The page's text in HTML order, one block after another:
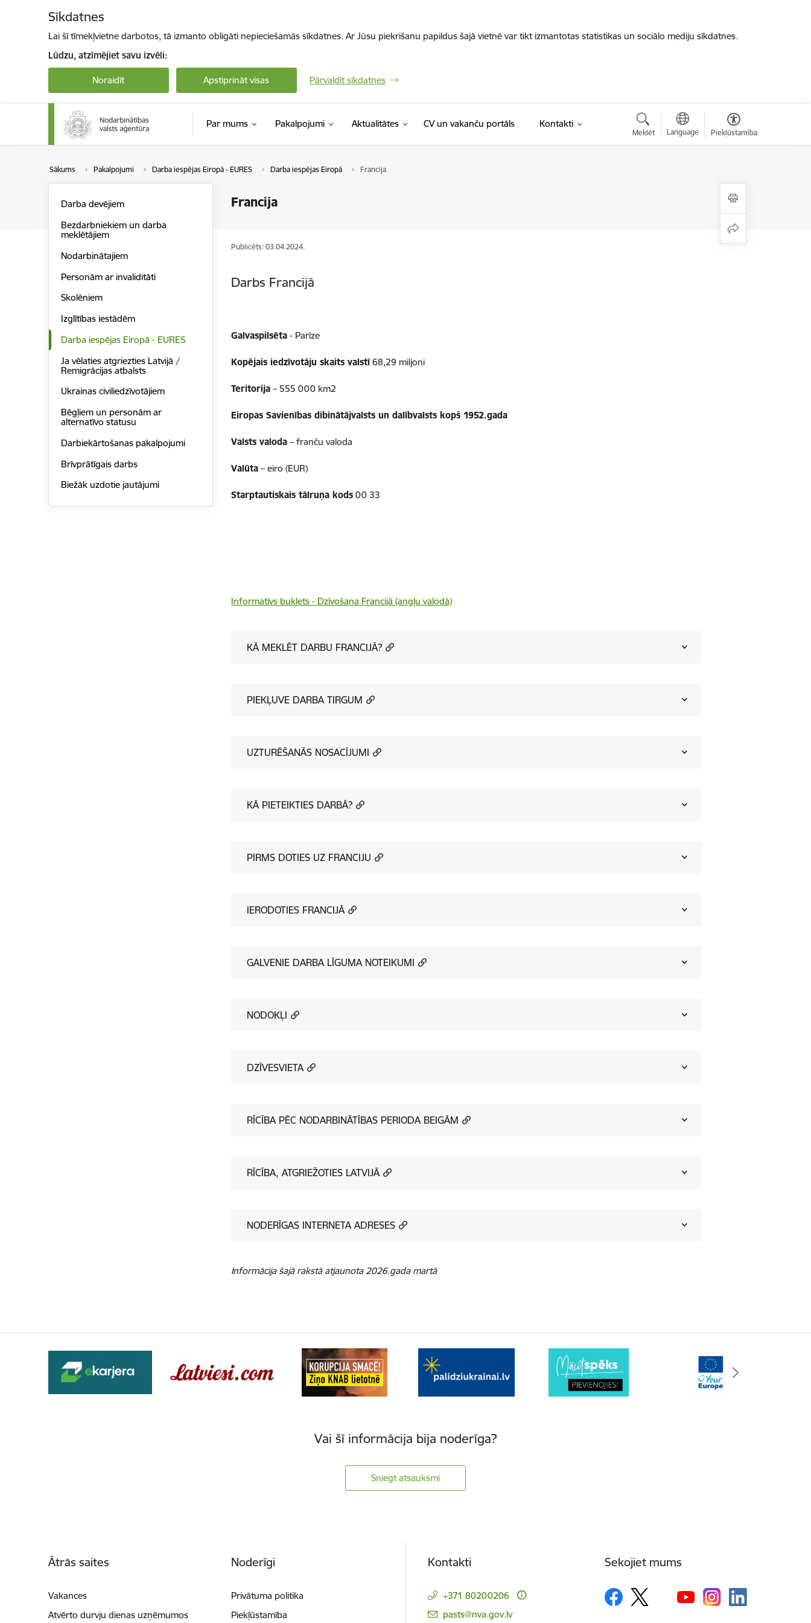
Sīkdatnes
Lai šī tīmekļvietne darbotos, tā izmanto obligāti nepieciešamās sīkdatnes. Ar Jūsu piekrišanu papildus šajā vietnē var tikt izmantotas statistikas un sociālo mediju sīkdatnes.
Lūdzu, atzīmējiet savu izvēli:
Noraidīt Apstiprināt visas Pārvaldīt sīkdatnes
Par mums Pakalpojumi Aktualitātes CV un vakanču portāls(Ārējā saite)
Kontakti
Meklēt Language Piekļūstamība
Sākums Pakalpojumi Darba iespējas Eiropā - EURES Darba iespējas Eiropā Francija
Francija
Darba devējiem
Bezdarbniekiem un darba
meklētājiem
Nodarbinātajiem
Personām ar invaliditāti
Skolēniem
Izglītības iestādēm
Darba iespējas Eiropā - EURES
Ja vēlaties atgriezties Latvijā /
Remigrācijas atbalsts
Ukrainas civiliedzīvotājiem
Bēgļiem un personām ar
alternatīvo statusu
Darbiekārtošanas pakalpojumi
Brīvprātīgais darbs
Biežāk uzdotie jautājumi
Publicēts: 03.04.2024.
Darbs Francijā
Galvaspilsēta - Parīze
Kopējais iedzīvotāju skaits valstī68,29 miljoni
Teritorija – 555 000 km2
Eiropas Savienības dibinātājvalsts un dalībvalsts kopš 1952.gada
Valsts valoda – franču valoda
Valūta – eiro (EUR)
Starptautiskais tālruņa kods 00 33
Informatīvs buklets - Dzīvošana Francijā (angļu valodā)
KĀ MEKLĒT DARBU FRANCIJĀ?
PIEKĻUVE DARBA TIRGUM
UZTURĒŠANĀS NOSACĪJUMI
KĀ PIETEIKTIES DARBĀ?
PIRMS DOTIES UZ FRANCIJU
IERODOTIES FRANCIJĀ
GALVENIE DARBA LĪGUMA NOTEIKUMI
NODOKĻI
DZĪVESVIETA
RĪCĪBA PĒC NODARBINĀTĪBAS PERIODA BEIGĀM
RĪCĪBA, ATGRIEŽOTIES LATVIJĀ
NODERĪGAS INTERNETA ADRESES
Informācija šajā rakstā atjaunota 2026.gada martā
Vai šī informācija bija noderīga?
Sniegt atsauksmi
Ātrās saites
Vakances
Atvērto durvju dienas uzņēmumos
Noderīgi
Privātuma politika
Piekļūstamība
Kontakti
+371 80200206
E-pasts:
pasts@nva.gov.lv
Sekojiet mums